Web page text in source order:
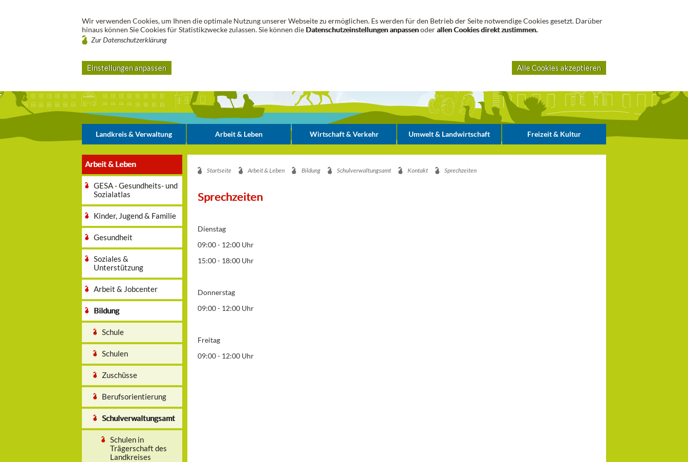
Wir verwenden Cookies, um Ihnen die optimale Nutzung unserer Webseite zu ermöglichen. Es werden für den Betrieb der Seite notwendige Cookies gesetzt. Darüber
hinaus können Sie Cookies für Statistikzwecke zulassen. Sie können die Datenschutzeinstellungen anpassenoderallen Cookies direkt zustimmen.
Zur Datenschutzerklärung
Einstellungen anpassen Alle Cookies akzeptieren
Landkreis & Verwaltung Arbeit & Leben Wirtschaft & Verkehr Umwelt & Landwirtschaft Freizeit & Kultur
Arbeit & Leben
GESA - Gesundheits- und
Sozialatlas
Kinder, Jugend & Familie
Gesundheit
Soziales &
Unterstützung
Arbeit & Jobcenter
Bildung
Schule
Schulen
Zuschüsse
Berufsorientierung
Schulverwaltungsamt
Schulen in
Trägerschaft des
Landkreises
Startseite Arbeit & Leben Bildung Schulverwaltungsamt Kontakt Sprechzeiten
Sprechzeiten
Dienstag
09:00 - 12:00 Uhr
15:00 - 18:00 Uhr
Donnerstag
09:00 - 12:00 Uhr
Freitag
09:00 - 12:00 Uhr